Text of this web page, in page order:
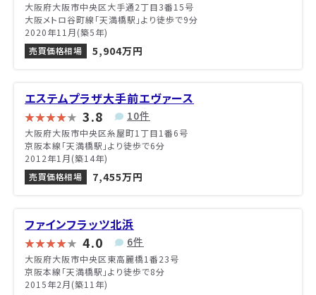
大阪府大阪市中央区大手通2丁目3番15号
大阪メトロ谷町線「天満橋駅」より徒歩で9分
2020年11月(築5年)
売買価格相場
5,904万円
エステムプラザ大手前エヴァース
3.8 10件
大阪府大阪市中央区糸屋町1丁目1番6号
京阪本線「天満橋駅」より徒歩で6分
2012年1月(築14年)
売買価格相場
7,455万円
ファインフラッツ北浜
4.0 6件
大阪府大阪市中央区東高麗橋1番23号
京阪本線「天満橋駅」より徒歩で8分
2015年2月(築11年)